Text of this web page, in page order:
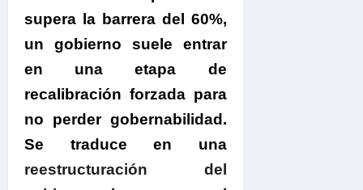
supera la barrera del 60%,
un gobierno suele entrar
en una etapa de
recalibración forzada para
no perder gobernabilidad .
Se traduce en una
reestructuración del